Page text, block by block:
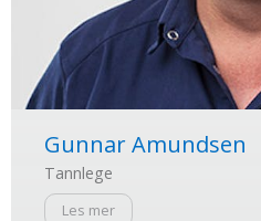
Gunnar Amundsen
Tannlege
Les mer